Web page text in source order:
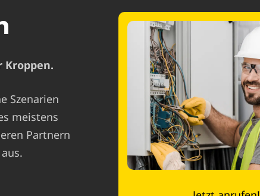
Szenarien
meistens
Partnern